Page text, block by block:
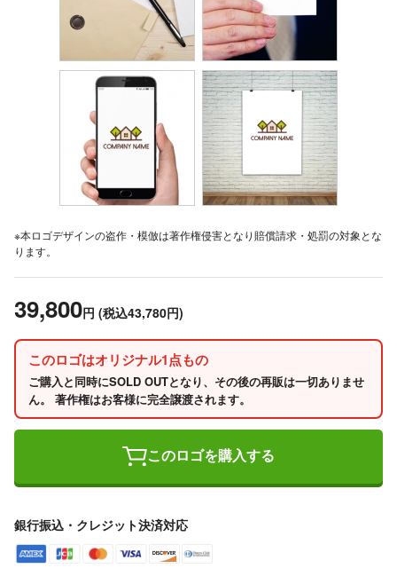
※本ロゴデザインの盗作・模倣は著作権侵害となり賠償請求・処罰の対象とな
ります。
39,800円 (税込43,780円)
このロゴはオリジナル1点もの
ご購入と同時にSOLD OUTとなり、その後の再販は一切ありませ
ん。 著作権はお客様に完全譲渡されます。
このロゴを購入する
銀行振込・クレジット決済対応